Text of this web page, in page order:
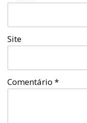
Site
Comentário *